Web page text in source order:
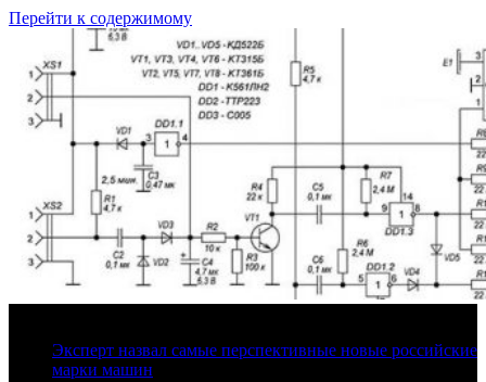
Перейти к содержимому
Эксперт назвал самые перспективные новые российские
марки машин